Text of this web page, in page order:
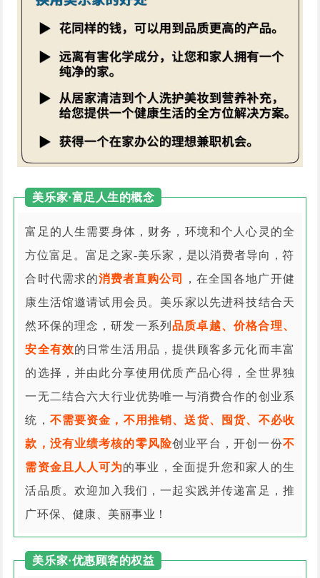
美乐家·富足人生的概念
富足的人生需要身体，财务，环境和个人心灵的全
方位富足。富足之家-美乐家，是以消费者导向，符
合时代需求的消费者直购公司
，在全国各地广开健
康生活馆邀请试用会员。美乐家以先进科技结合天
然环保的理念，研发一系列 品质卓越、价格合理、
安全有效的日常生活用品，提供顾客多元化而丰富
的选择，并由此分享使用优质产品心得，全世界独
一无二结合六大行业优势唯一与消费合作的创业系
统， 不需要资金，不用推销、送货、囤货、不必收
款，没有业绩考核的零风险创业平台，开创一份不
需资金且人人可为的事业，全面提升您和家人的生
活品质。欢迎加入我们，一起实践并传递富足，推
广环保、健康、美丽事业！
美乐家·优惠顾客的权益